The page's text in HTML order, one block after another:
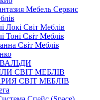
Мебель Сервис
Локі Світ Меблів
Тоні Світ Меблів
Світ Меблів
СВІТ МЕБЛІВ
СВІТ МЕБЛІВ